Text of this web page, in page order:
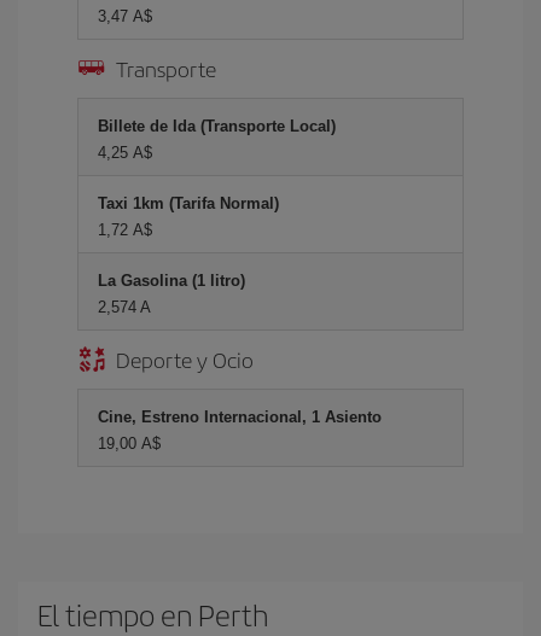
3,47 A$
Transporte
Billete de Ida (Transporte Local)
4,25 A$
Taxi 1km (Tarifa Normal)
1,72 A$
La Gasolina (1 litro)
2,574 A
Deporte y Ocio
Cine, Estreno Internacional, 1 Asiento
19,00 A$
El tiempo en Perth